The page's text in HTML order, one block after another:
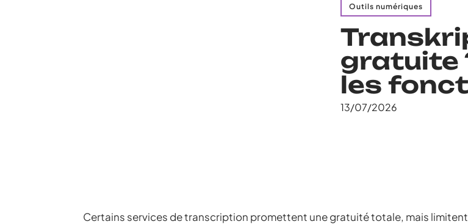
Outils numériques
gratuite
les
13/07/2026
Certains services de transcription promettent une gratuité totale, mais limitent